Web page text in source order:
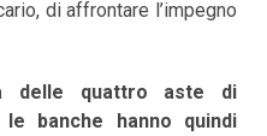
di affrontare l’impegno
delle quattro aste di
banche hanno quindi